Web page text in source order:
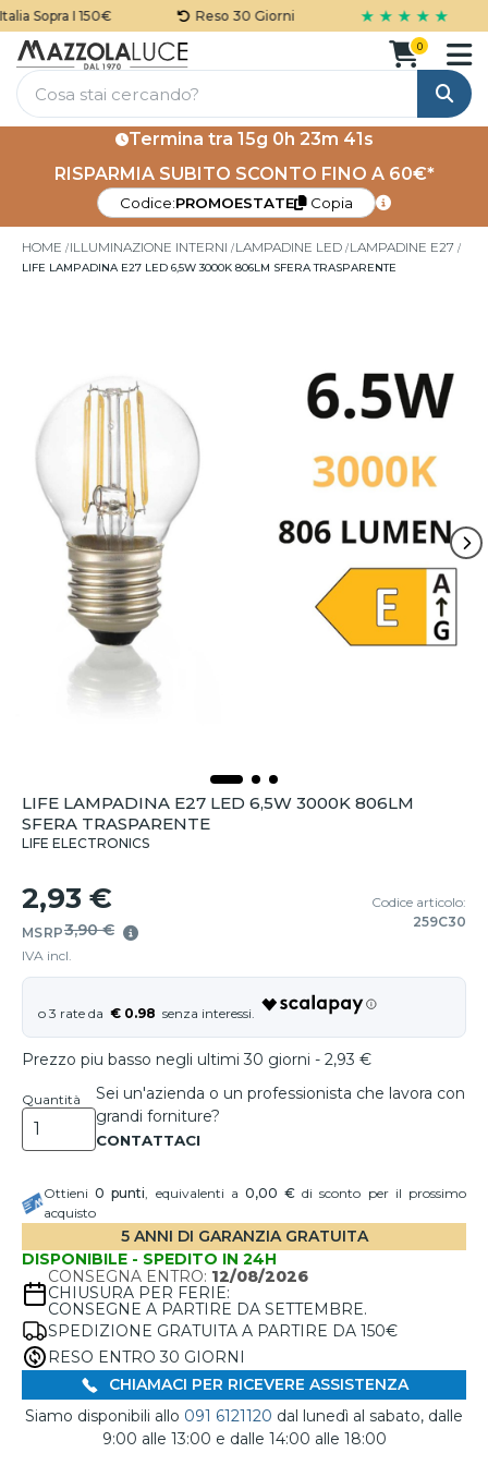
Sopra I 150€ Reso 30 Giorni ★ ★ ★ ★ ★
Cerca
0
Termina tra 15g 0h 23m 40s
RISPARMIA SUBITO SCONTO FINO A 60€*
Codice:PROMOESTATE Copia
HOME ILLUMINAZIONE INTERNI LAMPADINE LED LAMPADINE E27
LIFE LAMPADINA E27 LED 6,5W 3000K 806LM SFERA TRASPARENTE
LIFE LAMPADINA E27 LED 6,5W 3000K 806LM
SFERA TRASPARENTE
LIFE ELECTRONICS
2,93 €
MSRP3,90 €
IVA incl.
Codice articolo:
259C30
€ 0.98
Prezzo piu basso negli ultimi 30 giorni - 2,93 €
Quantità
Sei un'azienda o un professionista che lavora con
grandi forniture?
Ottieni0 punti, equivalenti a 0,00 € di sconto per il prossimo
acquisto
5 ANNI DI GARANZIA GRATUITA
DISPONIBILE - SPEDITO IN 24H
CONSEGNA ENTRO: 12/08/2026
CHIUSURA PER FERIE:
CONSEGNE A PARTIRE DA SETTEMBRE.
SPEDIZIONE GRATUITA A PARTIRE DA 150€
RESO ENTRO 30 GIORNI
CHIAMACI PER RICEVERE ASSISTENZA
Siamo disponibili allo 091 6121120 dal lunedì al sabato, dalle
9:00 alle 13:00 e dalle 14:00 alle 18:00